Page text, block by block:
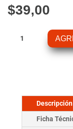
$39,00
Wirebox-
Descripción
Ficha